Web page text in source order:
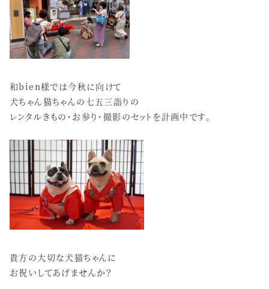
和bien様では今秋に向けて
犬ちゃん猫ちゃんの七五三詣りの
レンタルきもの・お参り・撮影のセットを計画中です。
貴方の大切な犬猫ちゃんに
お祝いしてあげませんか？